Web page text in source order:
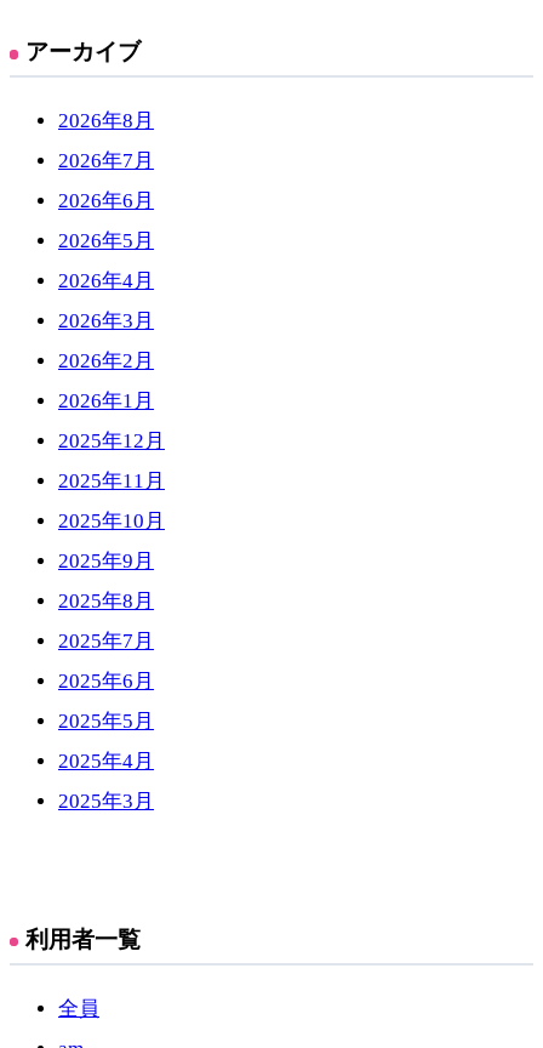
アーカイブ
2026年8月
2026年7月
2026年6月
2026年5月
2026年4月
2026年3月
2026年2月
2026年1月
2025年12月
2025年11月
2025年10月
2025年9月
2025年8月
2025年7月
2025年6月
2025年5月
2025年4月
2025年3月
利用者一覧
全員